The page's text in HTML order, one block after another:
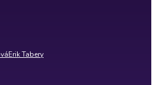
Erik Tabery